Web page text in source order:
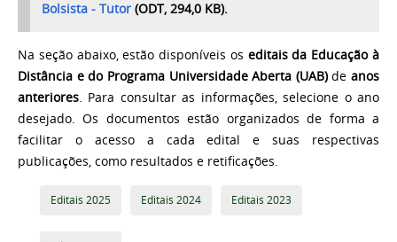
Bolsista - Tutor (ODT, 294,0 KB).
Na seção abaixo, estão disponíveis os editais da Educação à
Distância e do Programa Universidade Aberta (UAB)de anos
anteriores. Para consultar as informações, selecione o ano
desejado. Os documentos estão organizados de forma a
facilitar o acesso a cada edital e suas respectivas
publicações, como resultados e retificações.
Editais 2025 Editais 2024 Editais 2023